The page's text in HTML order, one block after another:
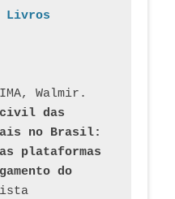
Livros
civil das
no Brasil:
plataformas
do